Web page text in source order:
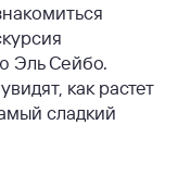
Эль Сейбо.
как растет
сладкий